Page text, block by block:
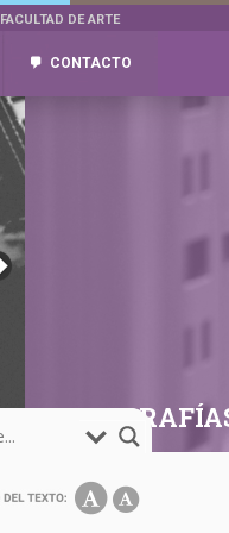
FACULTAD DE ARTE
CONTACTO